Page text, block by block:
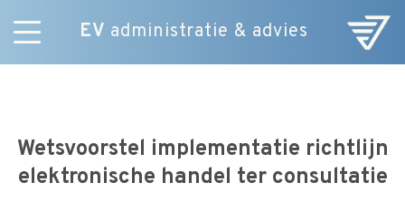
EV administratie & advies
Skip
Nieuws
Vacatures
Wetsvoorstel implementatie richtlijn
elektronische handel ter consultatie